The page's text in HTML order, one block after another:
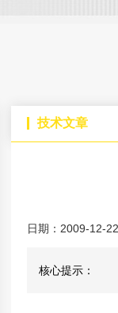
技术文章
日期：2009-12-22
核心提示：